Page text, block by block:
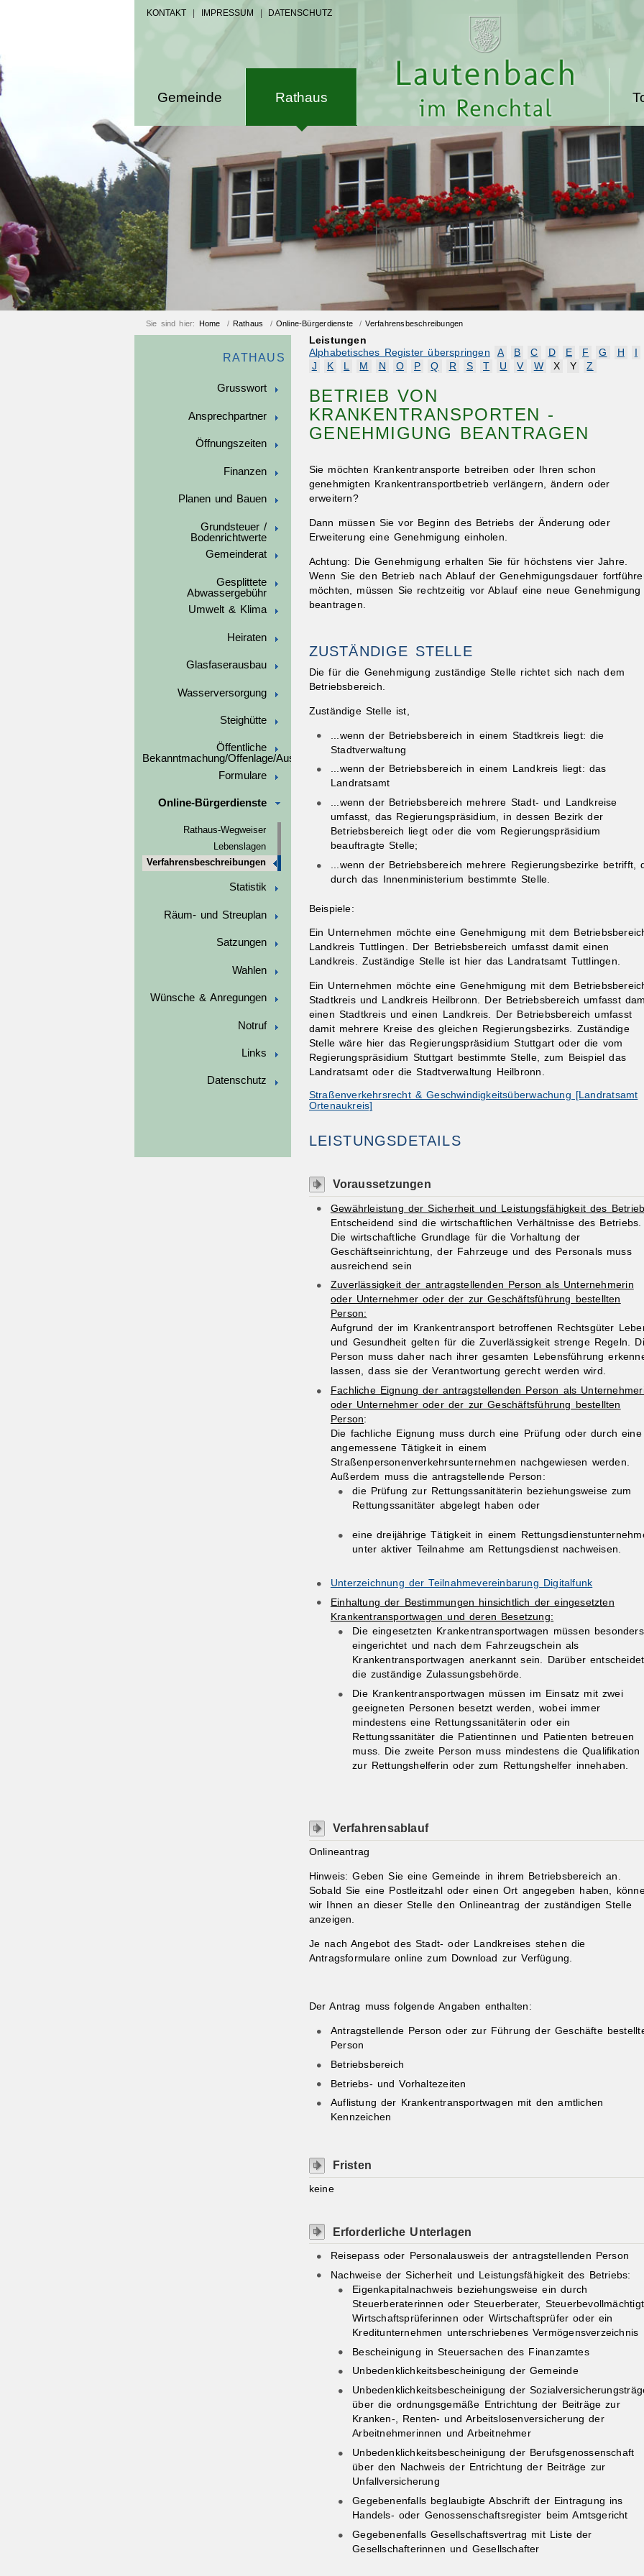
KONTAKT IMPRESSUM DATENSCHUTZ
Gemeinde Rathaus
Sie sind hier: Home / Rathaus / Online-Bürgerdienste /Verfahrensbeschreibungen
RATHAUS
Grusswort
Ansprechpartner
Öffnungszeiten
Finanzen
Planen und Bauen
Grundsteuer /
Bodenrichtwerte
Gemeinderat
Gesplittete
Abwassergebühr
Umwelt & Klima
Heiraten
Glasfaserausbau
Wasserversorgung
Steighütte
Öffentliche
Bekanntmachung/Offenlage/Ausschreibungen
Formulare
Online-Bürgerdienste
Rathaus-Wegweiser
Lebenslagen
Verfahrensbeschreibungen
Statistik
Räum- und Streuplan
Satzungen
Wahlen
Wünsche & Anregungen
Notruf
Links
Datenschutz
Leistungen
Alphabetisches Register überspringen
A B C D E F G H
J
K L M N O P Q R S T U V W X Y Z
BETRIEB VON
KRANKENTRANSPORTEN -
GENEHMIGUNG BEANTRAGEN
Sie möchten Krankentransporte betreiben oder Ihren schon
genehmigten Krankentransportbetrieb verlängern, ändern oder
erweitern?
Dann müssen Sie vor Beginn des Betriebs der Änderung oder
Erweiterung eine Genehmigung einholen.
Achtung: Die Genehmigung erhalten Sie für höchstens vier Jahre.
Wenn Sie den Betrieb nach Ablauf der Genehmigungsdauer
möchten, müssen Sie rechtzeitig vor Ablauf eine neue Genehmigung
beantragen.
ZUSTÄNDIGE STELLE
Die für die Genehmigung zuständige Stelle richtet sich nach dem
Betriebsbereich.
Zuständige Stelle ist,
...wenn der Betriebsbereich in einem Stadtkreis liegt: die
Stadtverwaltung
...wenn der Betriebsbereich in einem Landkreis liegt: das
Landratsamt
...wenn der Betriebsbereich mehrere Stadt- und Landkreise
umfasst, das Regierungspräsidium, in dessen Bezirk der
Betriebsbereich liegt oder die vom Regierungspräsidium
beauftragte Stelle;
...wenn der Betriebsbereich mehrere Regierungsbezirke betrifft,
durch das Innenministerium bestimmte Stelle.
Beispiele:
Ein Unternehmen möchte eine Genehmigung mit dem
Landkreis Tuttlingen. Der Betriebsbereich umfasst damit einen
Landkreis. Zuständige Stelle ist hier das Landratsamt Tuttlingen.
Ein Unternehmen möchte eine Genehmigung mit dem
Stadtkreis und Landkreis Heilbronn. Der Betriebsbereich umfasst
einen Stadtkreis und einen Landkreis. Der Betriebsbereich umfasst
damit mehrere Kreise des gleichen Regierungsbezirks. Zuständige
Stelle wäre hier das Regierungspräsidium Stuttgart oder die vom
Regierungspräsidium Stuttgart bestimmte Stelle, zum Beispiel das
Landratsamt oder die Stadtverwaltung Heilbronn.
Straßenverkehrsrecht & Geschwindigkeitsüberwachung [Landratsamt
Ortenaukreis]
LEISTUNGSDETAILS
Voraussetzungen
Gewährleistung der Sicherheit und Leistungsfähigkeit des
Entscheidend sind die wirtschaftlichen Verhältnisse des Betriebs.
Die wirtschaftliche Grundlage für die Vorhaltung der
Geschäftseinrichtung, der Fahrzeuge und des Personals muss
ausreichend sein
Zuverlässigkeit der antragstellenden Person alsUnternehmerin
oder Unternehmer oder der zur Geschäftsführung bestellten
Person:
Aufgrund der im Krankentransport betroffenen Rechtsgüter
und Gesundheit gelten für die Zuverlässigkeit strenge Regeln.
Person muss daher nach ihrer gesamten Lebensführung
lassen, dass sie der Verantwortung gerecht werden wird.
Fachliche Eignung der antragstellenden Person als
oder Unternehmer oder der zur Geschäftsführung bestellten
Person:
Die fachliche Eignung muss durch eine Prüfung oder durch eine
angemessene Tätigkeit in einem
Straßenpersonenverkehrsunternehmen nachgewiesen werden.
Außerdem muss die antragstellende Person:
die Prüfung zur Rettungssanitäterin beziehungsweise zum
Rettungssanitäter abgelegt haben oder
eine dreijährige Tätigkeit in einem
unter aktiver Teilnahme am Rettungsdienst nachweisen.
Unterzeichnung der Teilnahmevereinbarung Digitalfunk
Einhaltung der Bestimmungen hinsichtlich der eingesetzten
Krankentransportwagen und deren Besetzung:
Die eingesetzten Krankentransportwagen müssen besonders
eingerichtet und nach dem Fahrzeugschein als
Krankentransportwagen anerkannt sein. Darüber entscheidet
die zuständige Zulassungsbehörde.
Die Krankentransportwagen müssen im Einsatz mit zwei
geeigneten Personen besetzt werden, wobei immer
mindestens eine Rettungssanitäterin oder ein
Rettungssanitäter die Patientinnen und Patienten betreuen
muss. Die zweite Person muss mindestens die Qualifikation
zur Rettungshelferin oder zum Rettungshelfer innehaben.
Verfahrensablauf
Onlineantrag
Hinweis: Geben Sie eine Gemeinde in ihrem Betriebsbereich an.
Sobald Sie eine Postleitzahl oder einen Ort angegeben haben,
wir Ihnen an dieser Stelle den Onlineantrag der zuständigen Stelle
anzeigen.
Je nach Angebot des Stadt- oder Landkreises stehen die
Antragsformulare online zum Download zur Verfügung.
Der Antrag muss folgende Angaben enthalten:
Antragstellende Person oder zur Führung der Geschäfte
Person
Betriebsbereich
Betriebs- und Vorhaltezeiten
Auflistung der Krankentransportwagen mit den amtlichen
Kennzeichen
Fristen
keine
Erforderliche Unterlagen
Reisepass oder Personalausweis der antragstellenden Person
Nachweise der Sicherheit und Leistungsfähigkeit des Betriebs:
Eigenkapitalnachweis beziehungsweise ein durch
Steuerberaterinnen oder Steuerberater,
Wirtschaftsprüferinnen oder Wirtschaftsprüfer oder ein
Kreditunternehmen unterschriebenes Vermögensverzeichnis
Bescheinigung in Steuersachen des Finanzamtes
Unbedenklichkeitsbescheinigung der Gemeinde
Unbedenklichkeitsbescheinigung der
über die ordnungsgemäße Entrichtung der Beiträge zur
Kranken-, Renten- und Arbeitslosenversicherung der
Arbeitnehmerinnen und Arbeitnehmer
Unbedenklichkeitsbescheinigung der Berufsgenossenschaft
über den Nachweis der Entrichtung der Beiträge zur
Unfallversicherung
Gegebenenfalls beglaubigte Abschrift der Eintragung ins
Handels- oder Genossenschaftsregister beim Amtsgericht
Gegebenenfalls Gesellschaftsvertrag mit Liste der
Gesellschafterinnen und Gesellschafter